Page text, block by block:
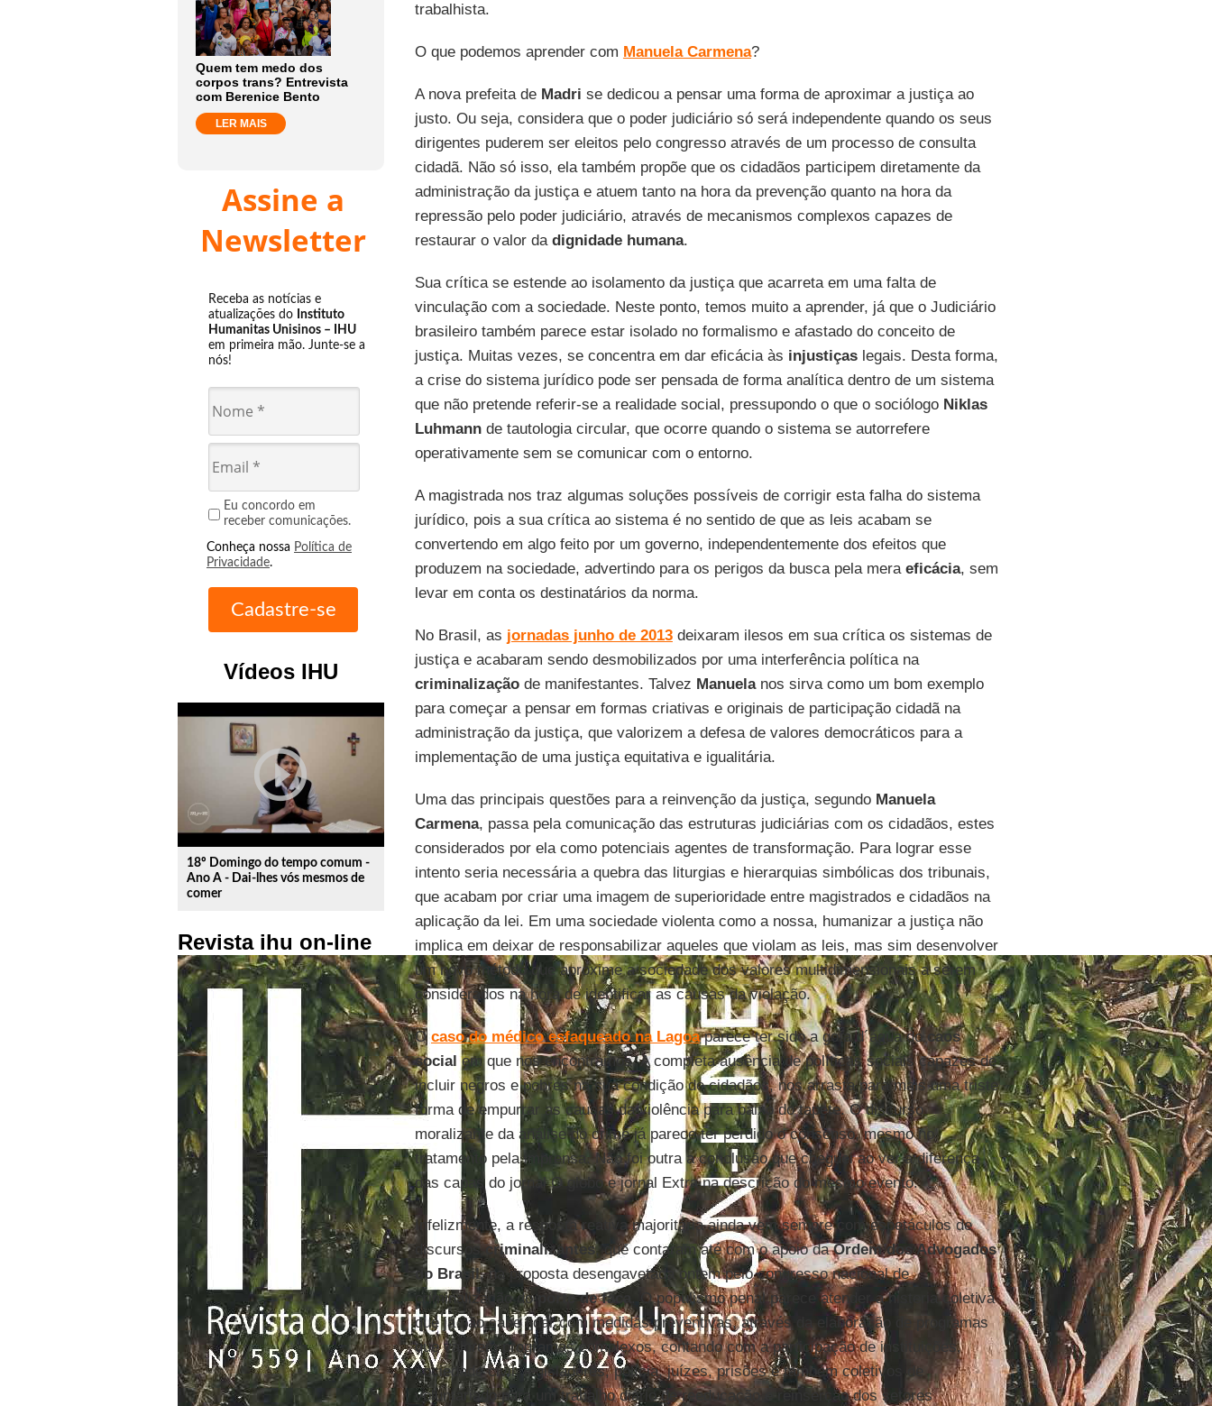
Quem tem medo dos
corpos trans? Entrevista
com Berenice Bento
LER MAIS
Assine a
Newsletter
Receba as notícias e
atualizações do Instituto
Humanitas Unisinos – IHU
em primeira mão. Junte-se a
nós!
Eu concordo em
receber comunicações.
Conheça nossa Política de
Privacidade.
Vídeos IHU
play_circle_outline
18º Domingo do tempo comum -
Ano A - Dai-lhes vós mesmos de
comer
Revista ihu on-line
trabalhista.
O que podemos aprender com Manuela Carmena?
A nova prefeita de Madri se dedicou a pensar uma forma de aproximar a justiça ao
justo. Ou seja, considera que o poder judiciário só será independente quando os seus
dirigentes puderem ser eleitos pelo congresso através de um processo de consulta
cidadã. Não só isso, ela também propõe que os cidadãos participem diretamente da
administração da justiça e atuem tanto na hora da prevenção quanto na hora da
repressão pelo poder judiciário, através de mecanismos complexos capazes de
restaurar o valor da dignidade humana.
Sua crítica se estende ao isolamento da justiça que acarreta em uma falta de
vinculação com a sociedade. Neste ponto, temos muito a aprender, já que o Judiciário
brasileiro também parece estar isolado no formalismo e afastado do conceito de
justiça. Muitas vezes, se concentra em dar eficácia às injustiçaslegais. Desta forma,
a crise do sistema jurídico pode ser pensada de forma analítica dentro de um sistema
que não pretende referir-se a realidade social, pressupondo o que o sociólogo Niklas
Luhmannde tautologia circular, que ocorre quando o sistema se autorrefere
operativamente sem se comunicar com o entorno.
A magistrada nos traz algumas soluções possíveis de corrigir esta falha do sistema
jurídico, pois a sua crítica ao sistema é no sentido de que as leis acabam se
convertendo em algo feito por um governo, independentemente dos efeitos que
produzem na sociedade, advertindo para os perigos da busca pela mera eficácia, sem
levar em conta os destinatários da norma.
No Brasil, as jornadas junho de 2013deixaram ilesos em sua crítica os sistemas de
justiça e acabaram sendo desmobilizados por uma interferência política na
criminalizaçãode manifestantes. Talvez Manuelanos sirva como um bom exemplo
para começar a pensar em formas criativas e originais de participação cidadã na
administração da justiça, que valorizem a defesa de valores democráticos para a
implementação de uma justiça equitativa e igualitária.
Uma das principais questões para a reinvenção da justiça, segundo Manuela
Carmena, passa pela comunicação das estruturas judiciárias com os cidadãos, estes
considerados por ela como potenciais agentes de transformação. Para lograr esse
intento seria necessária a quebra das liturgias e hierarquias simbólicas dos tribunais,
que acabam por criar uma imagem de superioridade entre magistrados e cidadãos na
aplicação da lei. Em uma sociedade violenta como a nossa, humanizar a justiça não
implica em deixar de responsabilizar aqueles que violam as leis, mas sim desenvolver
um novo método que aproxime a sociedade dos valores multidimensionais a serem
considerados na hora de identificar as causas da violação.
O caso do médico esfaqueado na Lagoaparece ter sido a gota d´água docaos
social em que nos encontramos. A completa ausência de políticas sociais capazes de
incluir negros e pobres na sua condição de cidadãos, nos arrasta para mais uma triste
forma de empurrar as causas da violência para baixo do tapete. O discurso
moralizante da análise do crime já parece ter perdido o consenso, mesmo no
tratamento pela imprensa. Não foi outra a conclusão que cheguei ao ver a diferença
das capas do jornal O globo e jornal Extra na descrição do mesmo evento.
Infelizmente, a resposta reativa majoritária ainda vem sempre com espetáculos de
discursoscriminalizantes, que contaram até com o apoio daOrdem dos Advogados
do Brasil, na proposta desengavetada ontem pelo congresso nacional de
criminalização doporte de faca
. O populismo penal parece atender a histeria coletiva
que já não sabe lidar com medidas preventivas, através da elaboração de programas
que valorem programas complexos, contando com a participação de instituições,
sociedade civil, legisladores, polícia, juízes, prisões e também coletivos de
voluntariado para um trabalho diário de reeducação e reinserção dos setores